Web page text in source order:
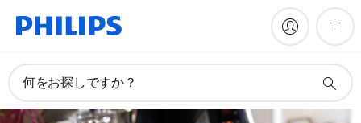
何をお探しですか？